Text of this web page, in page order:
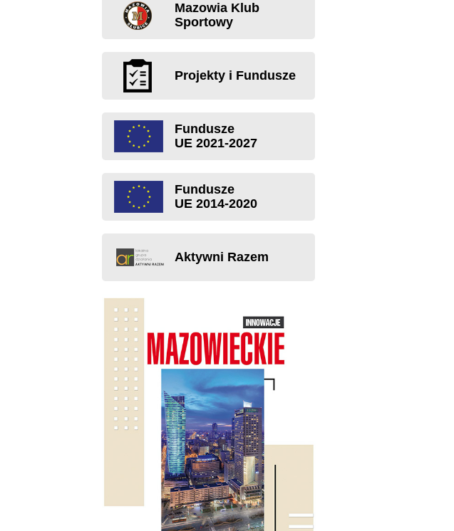
Mazowia Klub
Sportowy
Projekty i Fundusze
Fundusze
UE 2021-2027
Fundusze
UE 2014-2020
Aktywni Razem